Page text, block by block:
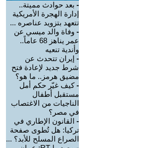
- بعد حوادث مميتة..
إدارة الهجرة الأمريكية
تتعهد بتزويد عناصره ...
- وفاة والد ميسي عن
عمر يناهز 68 عاماً..
وأندية تنعيه
- إيران تتحدث عن
شرط جديد لإعادة فتح
مضيق هرمز.. ما هو؟
-كيف غيّر حكم أمل
مستقبل أطفال
الناجيات من الاغتصاب
في مصر؟
- القانون الإطاري في
تركيا: هل تُطوى صفحة
الصراع المسلح للأبد؟ ...